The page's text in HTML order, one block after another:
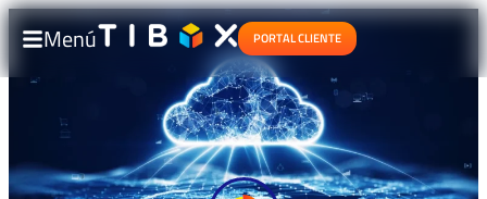
Menú PORTAL CLIENTE